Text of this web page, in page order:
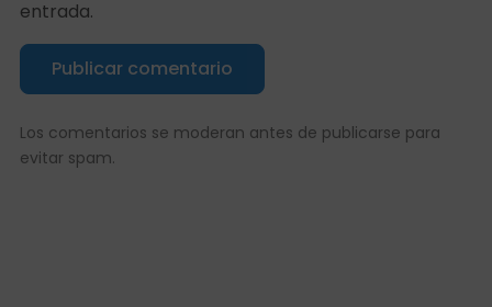
entrada.
Publicar comentario
Los comentarios se moderan antes de publicarse para
evitar spam.